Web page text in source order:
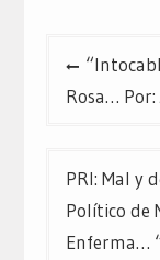
Navegación
Rosa… Por:
PRI: Mal y
Político de
Enferma…